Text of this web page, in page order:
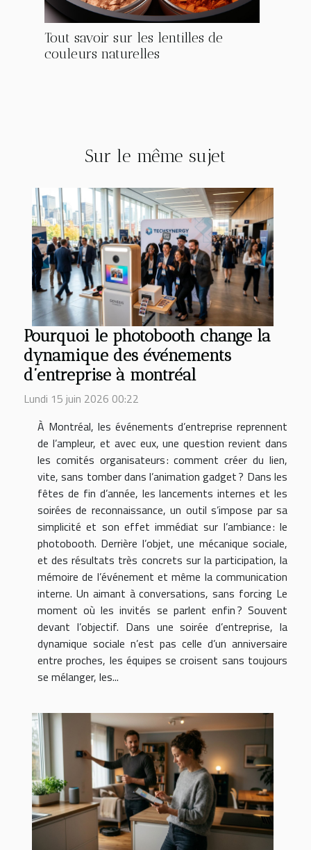
Tout savoir sur les lentilles de
couleurs naturelles
Sur le même sujet
Pourquoi le photobooth change la
dynamique des événements
d’entreprise à montréal
Lundi 15 juin 2026 00:22
À Montréal, les événements d’entreprise reprennent
de l’ampleur, et avec eux, une question revient dans
les comités organisateurs : comment créer du lien,
vite, sans tomber dans l’animation gadget ? Dans les
fêtes de fin d’année, les lancements internes et les
soirées de reconnaissance, un outil s’impose par sa
simplicité et son effet immédiat sur l’ambiance : le
photobooth. Derrière l’objet, une mécanique sociale,
et des résultats très concrets sur la participation, la
mémoire de l’événement et même la communication
interne. Un aimant à conversations, sans forcing Le
moment où les invités se parlent enfin ? Souvent
devant l’objectif. Dans une soirée d’entreprise, la
dynamique sociale n’est pas celle d’un anniversaire
entre proches, les équipes se croisent sans toujours
se mélanger, les...